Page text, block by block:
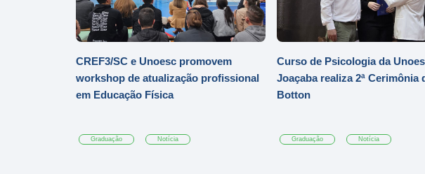
CREF3/SC e Unoesc promovem
workshop de atualização profissional
em Educação Física
Graduação Notícia
Curso de Psicologia da
Joaçaba realiza 2ª Cerimônia
Botton
Graduação Notícia